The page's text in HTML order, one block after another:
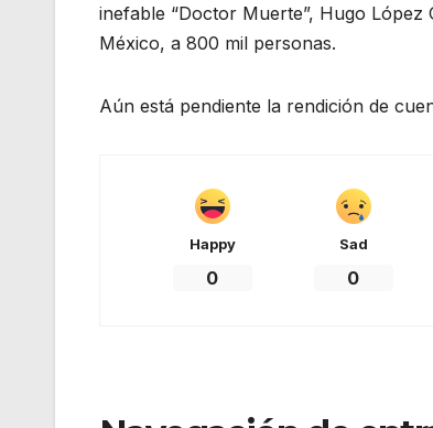
inefable “Doctor Muerte”, Hugo
México, a 800 mil personas.
Aún está pendiente la rendición de
Happy
0
Sad
0